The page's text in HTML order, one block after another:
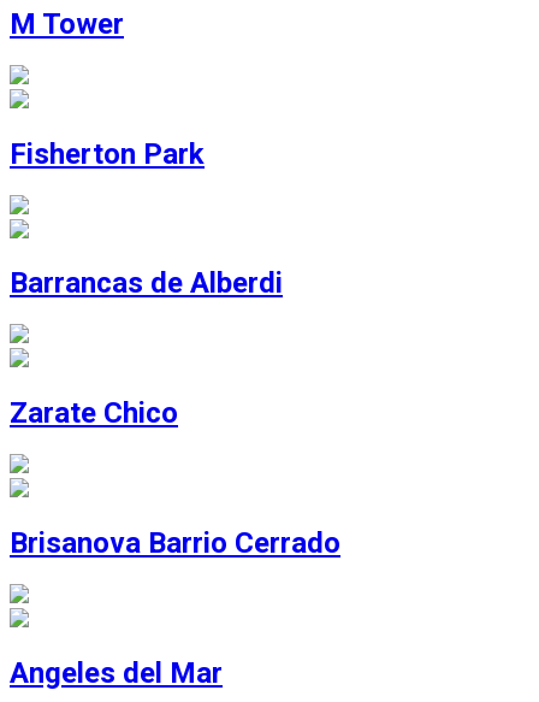
M Tower
Fisherton Park
Barrancas de Alberdi
Zarate Chico
Brisanova Barrio Cerrado
Angeles del Mar